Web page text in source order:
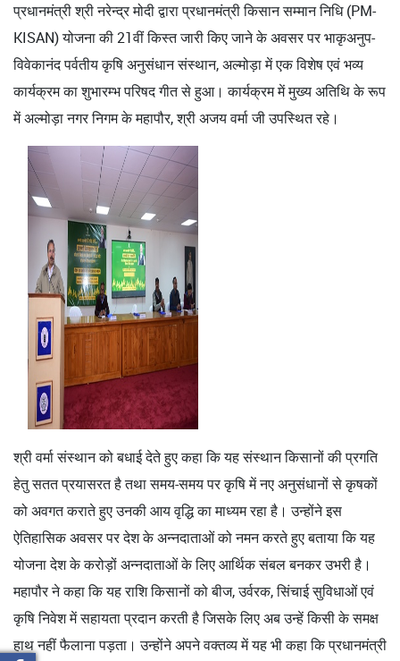
प्रधानमंत्री श्री नरेन्द्र मोदी द्वारा प्रधानमंत्री किसान सम्मान निधि (PM-
KISAN) योजना की 21वीं किस्त जारी किए जाने के अवसर पर भाकृअनुप-
विवेकानंद पर्वतीय कृषि अनुसंधान संस्थान, अल्मोड़ा में एक विशेष एवं भव्य
कार्यक्रम का शुभारम्भ परिषद गीत से हुआ। कार्यक्रम में मुख्य अतिथि के रूप
में अल्मोड़ा नगर निगम के महापौर, श्री अजय वर्मा जी उपस्थित रहे।
श्री वर्मा संस्‍थान को बधाई देते हुए कहा कि यह संस्‍थान किसानों की प्रगति
हेतु सतत प्रयासरत है तथा समय-समय पर कृषि में नए अनुसंधानों से कृषकों
को अवगत कराते हुए उनकी आय वृद्धि का माध्यम रहा है। उन्‍होंने इस
ऐतिहासिक अवसर पर देश के अन्नदाताओं को नमन करते हुए बताया कि यह
योजना देश के करोड़ों अन्नदाताओं के लिए आर्थिक संबल बनकर उभरी है।
महापौर ने कहा कि यह राशि किसानों को बीज, उर्वरक, सिंचाई सुविधाओं एवं
कृषि निवेश में सहायता प्रदान करती है जिसके लिए अब उन्हें किसी के समक्ष
हाथ नहीं फैलाना पड़ता। उन्होंने अपने वक्‍तव्‍य में यह भी कहा कि प्रधानमंत्री